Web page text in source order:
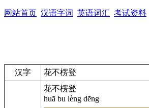
网站首页 汉语字词 英语词汇 考试资料
汉字 花不楞登
花不楞登
huā bu lèng dēng